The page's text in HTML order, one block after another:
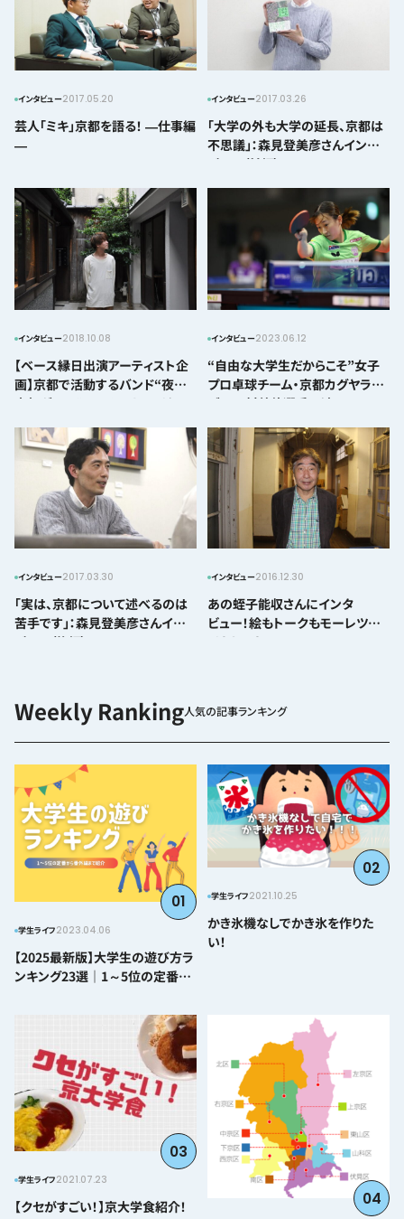
インタビュー2017.05.20
芸人「ミキ」京都を語る！ ―仕事編
―
インタビュー2017.03.26
「大学の外も大学の延長、京都は
不思議」：森見登美彦さんインタ
ビュー（前編）
インタビュー2018.10.08
【ベース縁日出演アーティスト企
画】京都で活動するバンド“夜の
本気ダンス”ベーシストマイケル
インタビュー2023.06.12
“自由な大学生だからこそ”女子
プロ卓球チーム・京都カグヤライ
ズの田村美佳選手に迫る
インタビュー2017.03.30
「実は、京都について述べるのは
苦手です」：森見登美彦さんインタ
ビュー（後編）
インタビュー2016.12.30
あの蛭子能収さんにインタ
ビュー！絵もトークもモーレツに
イカしてた！！
人気の記事ランキング
01
学生ライフ2023.04.06
【2025最新版】大学生の遊び方ラ
ンキング23選｜1～5位の定番か
02
学生ライフ2021.10.25
かき氷機なしでかき氷を作りた
い！
03
学生ライフ2021.07.23
【クセがすごい！】京大学食紹介！ 04